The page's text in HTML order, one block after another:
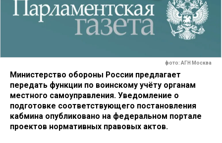
фото: АГН Москва
Министерство обороны России предлагает
передать функции по воинскому учёту органам
местного самоуправления. Уведомление о
подготовке соответствующего постановления
кабмина опубликовано на федеральном портале
проектов нормативных правовых актов.